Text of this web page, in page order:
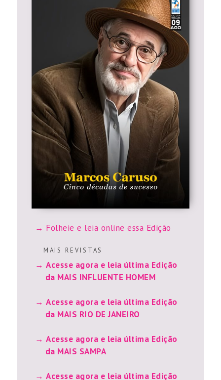
Folheie e leia online essa Edição
M A I S R E V I S T A S
Acesse agora e leia última Edição
da MAIS INFLUENTE HOMEM
Acesse agora e leia última Edição
da MAIS RIO DE JANEIRO
Acesse agora e leia última Edição
da MAIS SAMPA
Acesse agora e leia última Edição